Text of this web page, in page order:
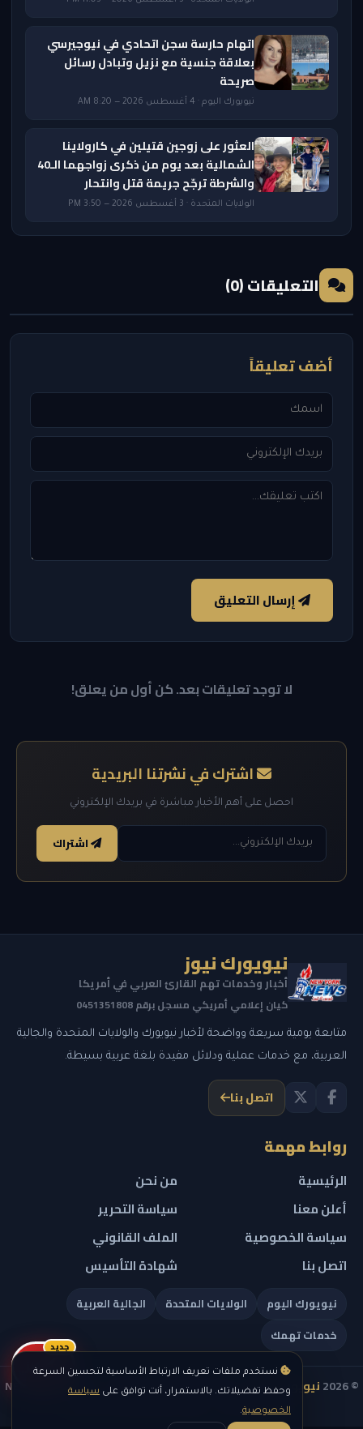
نستخدم ملفات تعريف الارتباط الأساسية لتحسين السرعة
وحفظ تفضيلاتك. بالاستمرار، أنت توافق على سياسة
الخصوصية.
اتهام حارسة سجن اتحادي في نيوجيرسي
بعلاقة جنسية مع نزيل وتبادل رسائل
صريحة
نيويورك اليوم · 4 أغسطس 2026 — 8:20 AM
العثور على زوجين قتيلين في كارولاينا
الشمالية بعد يوم من ذكرى زواجهما الـ40
والشرطة ترجّح جريمة قتل وانتحار
الولايات المتحدة · 3 أغسطس 2026 — 3:50 PM
التعليقات (0)
أضف تعليقاً
إرسال التعليق
لا توجد تعليقات بعد. كن أول من يعلق!
اشترك في نشرتنا البريدية
احصل على أهم الأخبار مباشرة في بريدك الإلكتروني
اشتراك
نيويورك نيوز
أخبار وخدمات تهم القارئ العربي في أمريكا
كيان إعلامي أمريكي مسجل برقم 0451351808
متابعة يومية سريعة وواضحة لأخبار نيويورك والولايات المتحدة والجالية
العربية، مع خدمات عملية ودلائل مفيدة بلغة عربية بسيطة.
اتصل بنا
روابط مهمة
الرئيسية
من نحن
أعلن معنا
سياسة التحرير
سياسة الخصوصية
الملف القانوني
اتصل بنا
شهادة التأسيس
نيويورك اليوم الولايات المتحدة
الجالية العربية
خدمات تهمك
© 2026 نيويورك نيوز
— جميع الحقوق محفوظة — NEW YORK NEWS
IN ARABIC LLC — رقم التسجيل 0451351808
ريلز
جديد